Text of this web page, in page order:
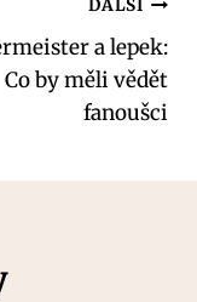
DALŠÍ
a lepek:
Co by měli vědět
fanoušci